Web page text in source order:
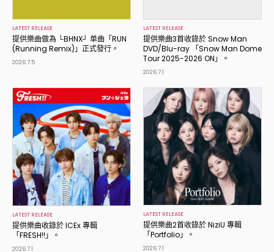
LATEST RELEASE
提供樂曲做為 └BHNX┘ 单曲「RUN
(Running Remix)」正式發行。
2026.7.5
LATEST RELEASE
提供樂曲3首收錄於 Snow Man
DVD/Blu-ray 「Snow Man Dome
Tour 2025-2026 ON」。
2026.7.1
LATEST RELEASE
提供樂曲收錄於 ICEx 專輯
「FRESH!!」。
2026.7.1
LATEST RELEASE
提供樂曲2首收錄於 NiziU 專輯
「Portfolio」。
2026.7.1